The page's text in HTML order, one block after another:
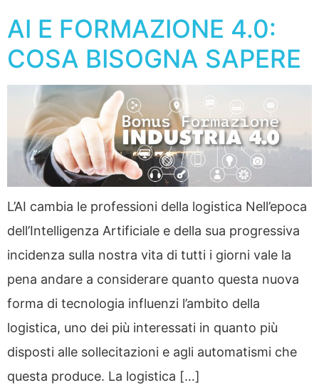
AI E FORMAZIONE 4.0:
COSA BISOGNA SAPERE
L’AI cambia le professioni della logistica Nell’epoca
dell’Intelligenza Artificiale e della sua progressiva
incidenza sulla nostra vita di tutti i giorni vale la
pena andare a considerare quanto questa nuova
forma di tecnologia influenzi l’ambito della
logistica, uno dei più interessati in quanto più
disposti alle sollecitazioni e agli automatismi che
questa produce. La logistica […]